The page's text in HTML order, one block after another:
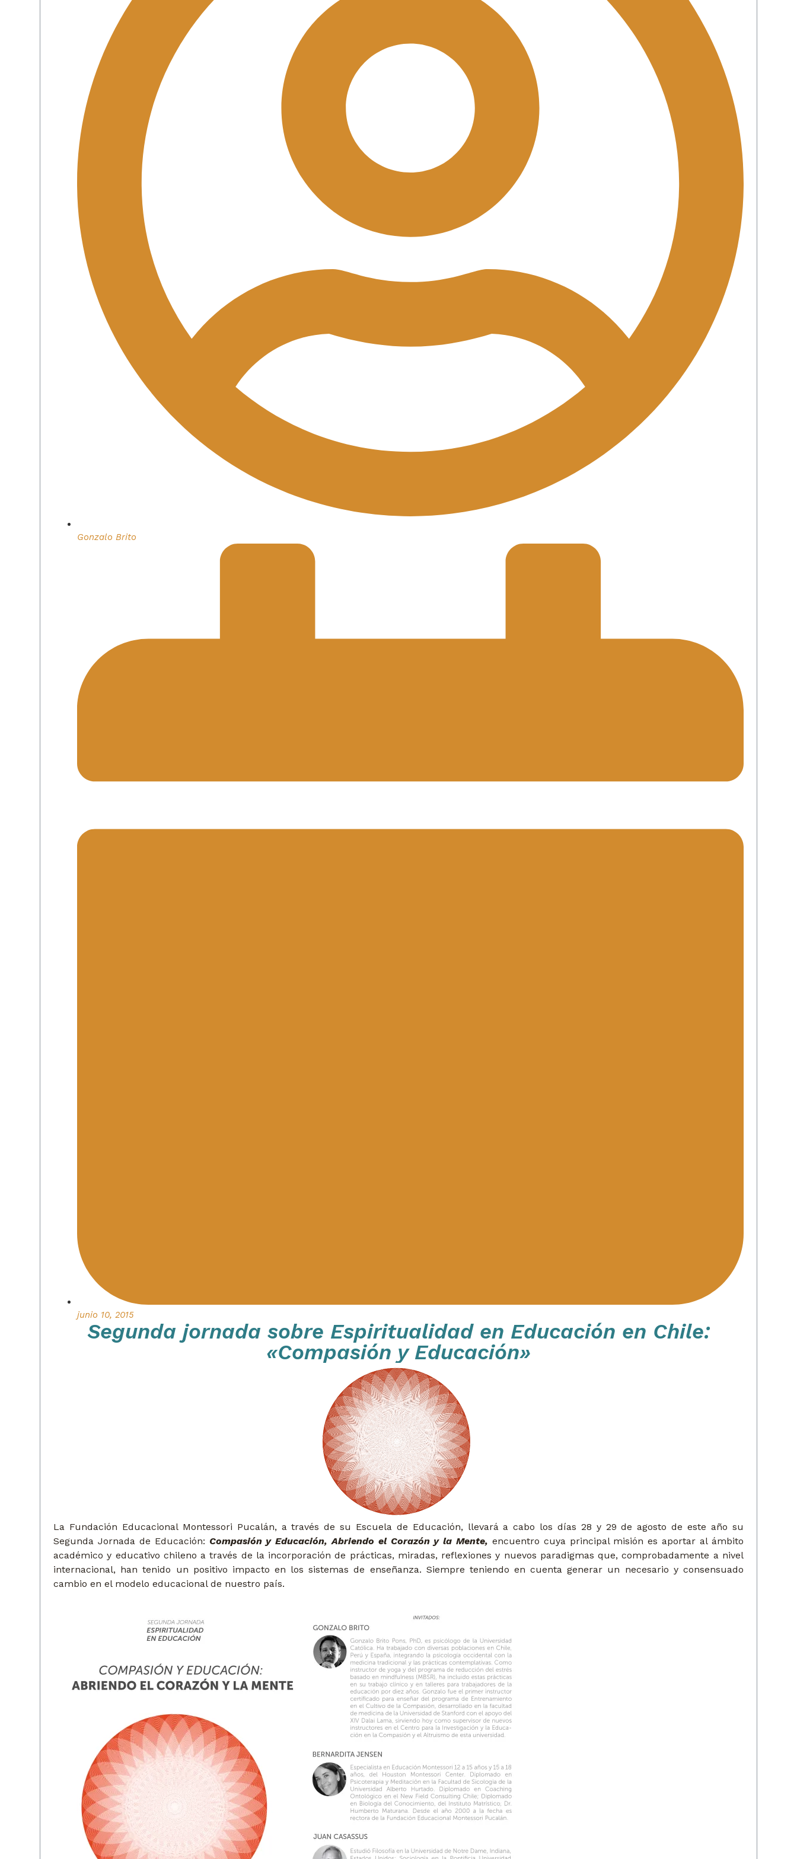
Gonzalo Brito
junio 10, 2015
Segunda jornada sobre Espiritualidad en Educación en Chile:
«Compasión y Educación»
La Fundación Educacional Montessori Pucalán, a través de su Escuela de Educación, llevará a cabo los días 28 y 29 de agosto de este año su
Segunda Jornada de Educación: Compasión y Educación, Abriendo el Corazón y la Mente, encuentro cuya principal misión es aportar al ámbito
académico y educativo chileno a través de la incorporación de prácticas, miradas, reflexiones y nuevos paradigmas que, comprobadamente a nivel
internacional, han tenido un positivo impacto en los sistemas de enseñanza. Siempre teniendo en cuenta generar un necesario y consensuado
cambio en el modelo educacional de nuestro país.